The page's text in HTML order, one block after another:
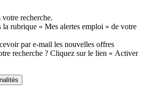
recherche.
la rubrique « Mes alertes emploi » de votre
par e-mail les nouvelles offres
recherche ? Cliquez sur le lien « Activer